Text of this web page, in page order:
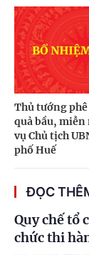
Thủ tướng
quả bầu, miễn
vụ Chủ tịch
phố Huế
ĐỌC
Quy chế tổ
chức thi